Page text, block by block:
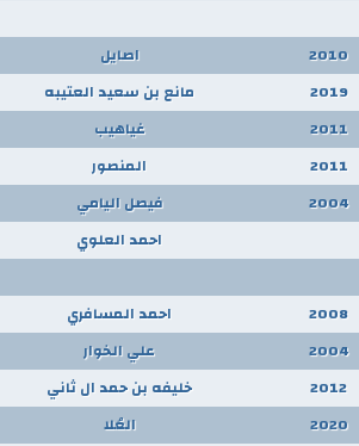
2010 اصايل
2019 مانع بن سعيد العتيبه
2011 غياهيب
2011 المنصور
2004 فيصل اليامي
احمد العلوي
2008 احمد المسافري
2004 علي الخوار
2012 خليفه بن حمد ال ثاني
2020 العُلا